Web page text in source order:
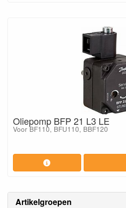
Artikelgroepen
Oliepomp BFP 21 L3 LE
Voor BF110, BFU110, BBF120